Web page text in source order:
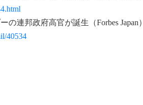
連邦政府高官が誕生（Forbes Japan）
40534